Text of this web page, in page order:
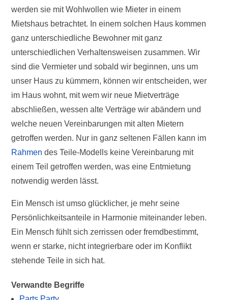
werden sie mit Wohlwollen wie Mieter in einem
Mietshaus betrachtet. In einem solchen Haus kommen
ganz unterschiedliche Bewohner mit ganz
unterschiedlichen Verhaltensweisen zusammen. Wir
sind die Vermieter und sobald wir beginnen, uns um
unser Haus zu kümmern, können wir entscheiden, wer
im Haus wohnt, mit wem wir neue Mietverträge
abschließen, wessen alte Verträge wir abändern und
welche neuen Vereinbarungen mit alten Mietern
getroffen werden. Nur in ganz seltenen Fällen kann im
Rahmen des Teile-Modells keine Vereinbarung mit
einem Teil getroffen werden, was eine Entmietung
notwendig werden lässt.
Ein Mensch ist umso glücklicher, je mehr seine
Persönlichkeitsanteile in Harmonie miteinander leben.
Ein Mensch fühlt sich zerrissen oder fremdbestimmt,
wenn er starke, nicht integrierbare oder im Konflikt
stehende Teile in sich hat.
Verwandte Begriffe